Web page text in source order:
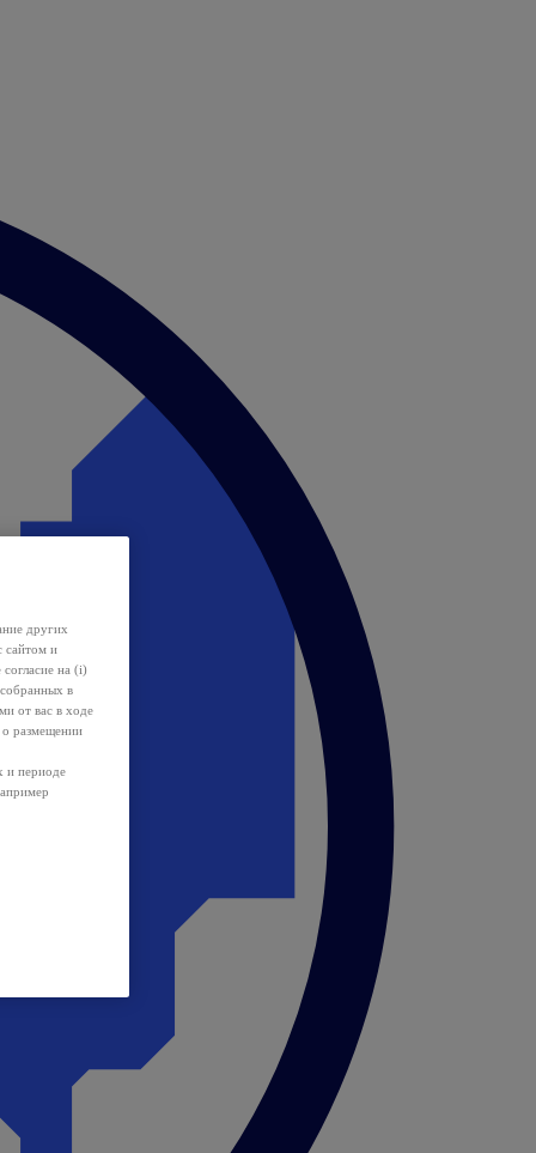
других
сайтом и
согласие на (i)
в
от вас в ходе
размещении
и периоде